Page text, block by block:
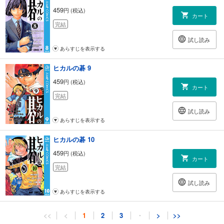
459円 (税込)
完結
カート
試し読み
あらすじを表示する
ヒカルの碁 9
459円 (税込)
完結
カート
試し読み
あらすじを表示する
ヒカルの碁 10
459円 (税込)
完結
カート
試し読み
あらすじを表示する
ヒカルの碁 11
<< < 1 2 3 ・ > >>